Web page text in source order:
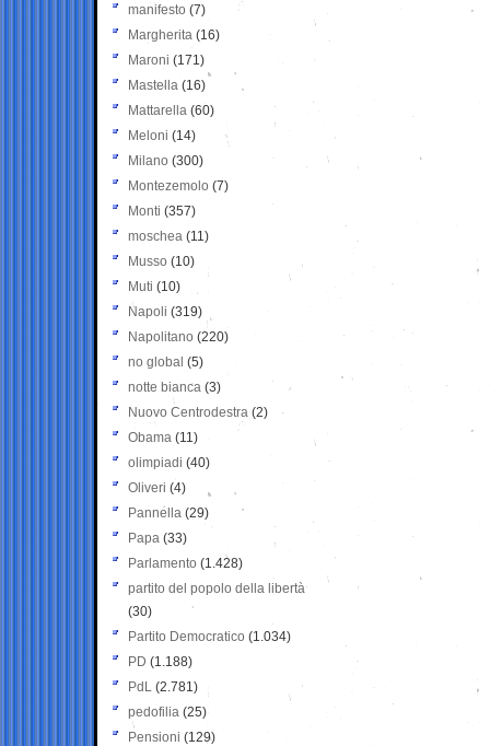
manifesto (7)
Margherita (16)
Maroni (171)
Mastella (16)
Mattarella (60)
Meloni (14)
Milano (300)
Montezemolo (7)
Monti (357)
moschea (11)
Musso (10)
Muti (10)
Napoli (319)
Napolitano (220)
no global (5)
notte bianca (3)
Nuovo Centrodestra (2)
Obama (11)
olimpiadi (40)
Oliveri (4)
Pannella (29)
Papa (33)
Parlamento (1.428)
partito del popolo della libertà
(30)
Partito Democratico (1.034)
PD (1.188)
PdL (2.781)
pedofilia (25)
Pensioni (129)